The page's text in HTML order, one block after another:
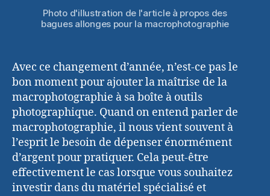
Photo d'illustration de l'article à propos des
bagues allonges pour la macrophotographie
Avec ce changement d’année, n’est-ce pas le
bon moment pour ajouter la maîtrise de la
macrophotographie à sa boîte à outils
photographique. Quand on entend parler de
macrophotographie, il nous vient souvent à
l’esprit le besoin de dépenser énormément
d’argent pour pratiquer. Cela peut-être
effectivement le cas lorsque vous souhaitez
investir dans du matériel spécialisé et